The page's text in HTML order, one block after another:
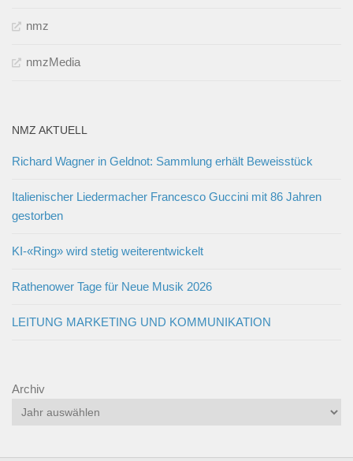
nmz
nmzMedia
NMZ AKTUELL
Richard Wagner in Geldnot: Sammlung erhält Beweisstück
Italienischer Liedermacher Francesco Guccini mit 86 Jahren
gestorben
KI-«Ring» wird stetig weiterentwickelt
Rathenower Tage für Neue Musik 2026
LEITUNG MARKETING UND KOMMUNIKATION
Archiv